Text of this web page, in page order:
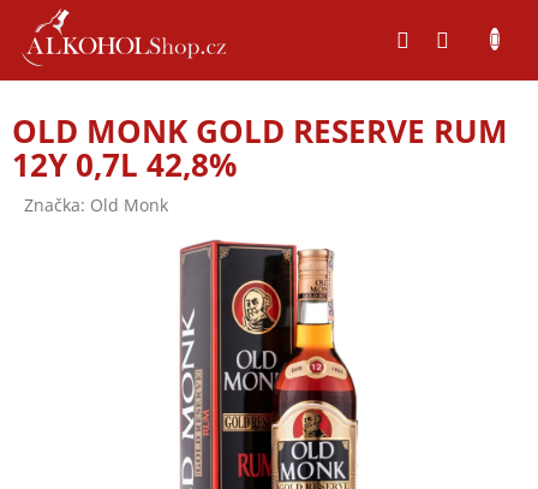
obsah
OLD MONK GOLD RESERVE RUM
12Y 0,7L 42,8%
Značka: Old Monk